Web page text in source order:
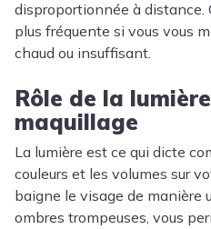
disproportionnée à distance.
plus fréquente si vous vous
chaud ou insuffisant.
Rôle de la
maquillage
La lumière est ce qui dicte
couleurs et les volumes sur
baigne le visage de manière
ombres trompeuses, vous